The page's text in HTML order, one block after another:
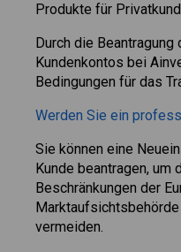
Produkte für
Durch die
Kundenkontos bei
Bedingungen für das
Werden Sie ein
Sie können eine
Kunde beantragen, um
Beschränkungen der
vermeiden.